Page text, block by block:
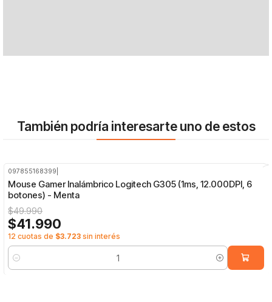
También podría interesarte uno de estos
097855168399
Mouse Gamer Inalámbrico Logitech G305 (1ms, 12.000DPI, 6
botones) - Menta
$49.990
$41.990
12 cuotas de $3.723 sin interés
Cantidad